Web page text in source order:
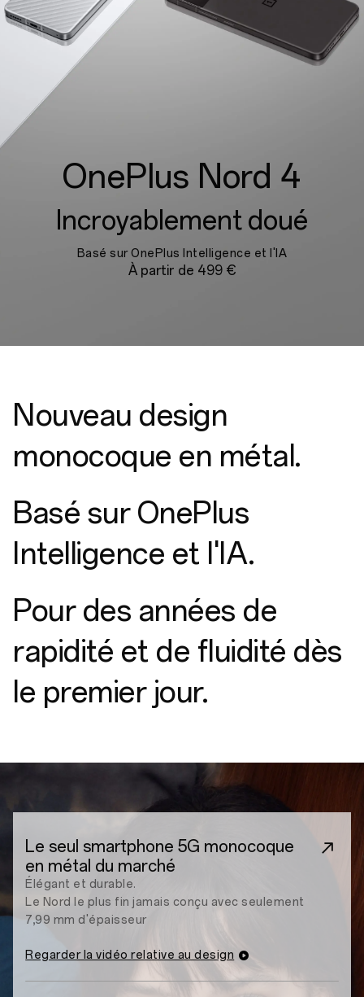
OnePlus Nord 4
Incroyablement doué
Basé sur OnePlus Intelligence et l'IA
À partir de 499 €
Nouveau design
monocoque en métal.
Basé sur OnePlus
Intelligence et l'IA.
Pour des années de
rapidité et de fluidité dès
le premier jour.
Le seul smartphone 5G monocoque
en métal du marché
Élégant et durable.
Le Nord le plus fin jamais conçu avec seulement
7,99 mm d'épaisseur
Regarder la vidéo relative au design